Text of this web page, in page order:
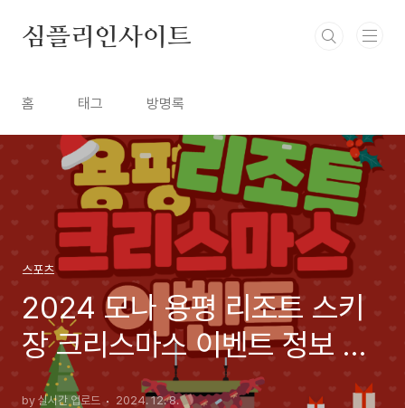
심플리인사이트
홈 태그 방명록
스포츠
2024 모나 용평 리조트 스키
장 크리스마스 이벤트 정보 안
내
by 실시간 업로드 2024. 12. 8.